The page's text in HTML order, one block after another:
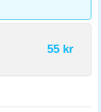
55 kr